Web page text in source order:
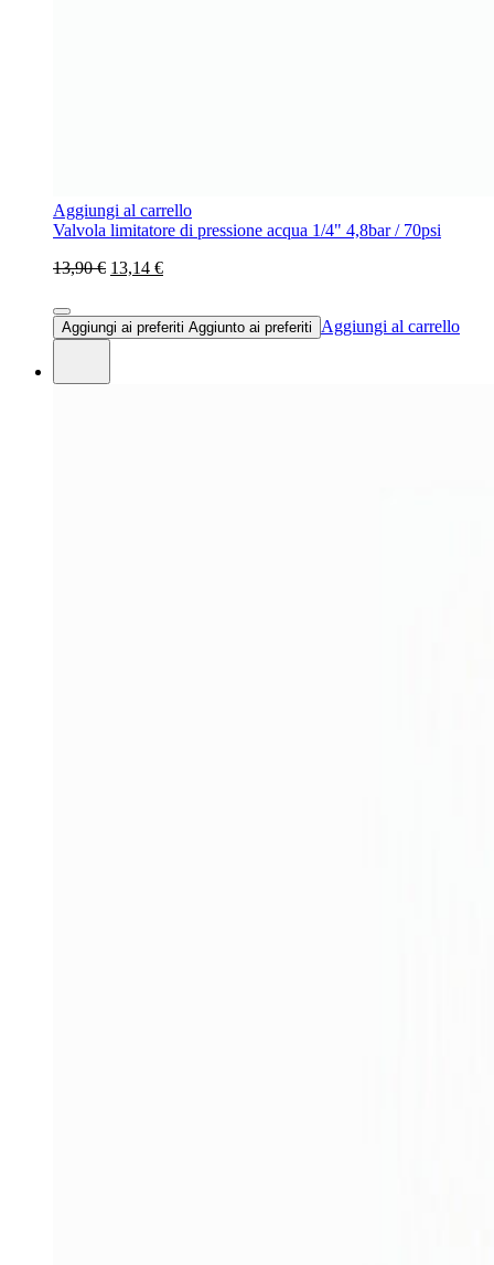
Aggiungi al carrello
Valvola limitatore di pressione acqua 1/4" 4,8bar / 70psi
13,90 € 13,14 €
Aggiungi ai preferiti Aggiunto ai preferiti Aggiungi al carrello